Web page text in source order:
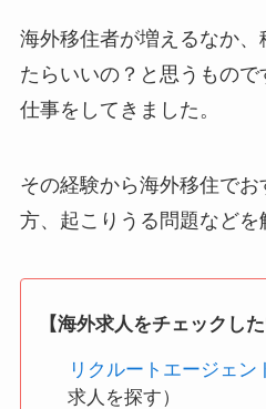
海外移住者が増えるなか、
たらいいの？と思うもの
仕事をしてきました。
その経験から海外移住でお
方、起こりうる問題などを
【海外求人をチェックし
リクルートエージェン
求人を探す）